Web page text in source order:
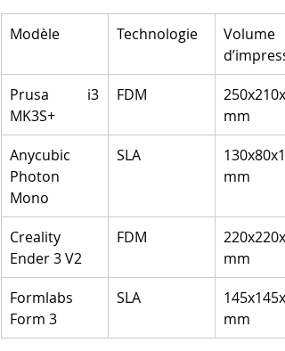
Modèle Technologie
Volume
Prusa i3
MK3S+
FDM
mm
Anycubic
Photon
Mono
SLA
mm
Creality
Ender 3 V2
FDM
mm
Formlabs
Form 3
SLA
mm